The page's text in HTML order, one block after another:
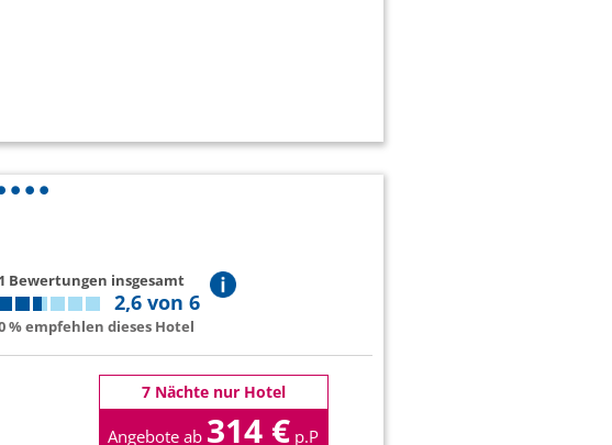
1 Bewertungen insgesamt
2,6 von 6
% empfehlen dieses Hotel
7 Nächte nur Hotel
Angebote ab 314 € p.P